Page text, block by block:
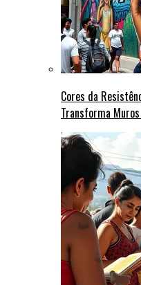
Cores da
Transforma Muros